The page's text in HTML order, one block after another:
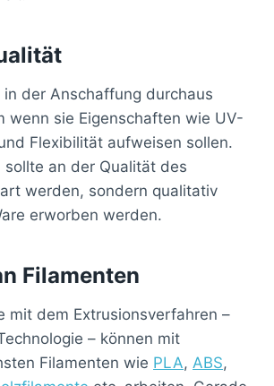
in der Anschaffung durchaus
wenn sie Eigenschaften wie UV-
Flexibilität aufweisen sollen.
sollte an der Qualität des
werden, sondern qualitativ
erworben werden.
Filamenten
mit dem Extrusionsverfahren –
– können mit
Filamenten wie PLA, ABS,